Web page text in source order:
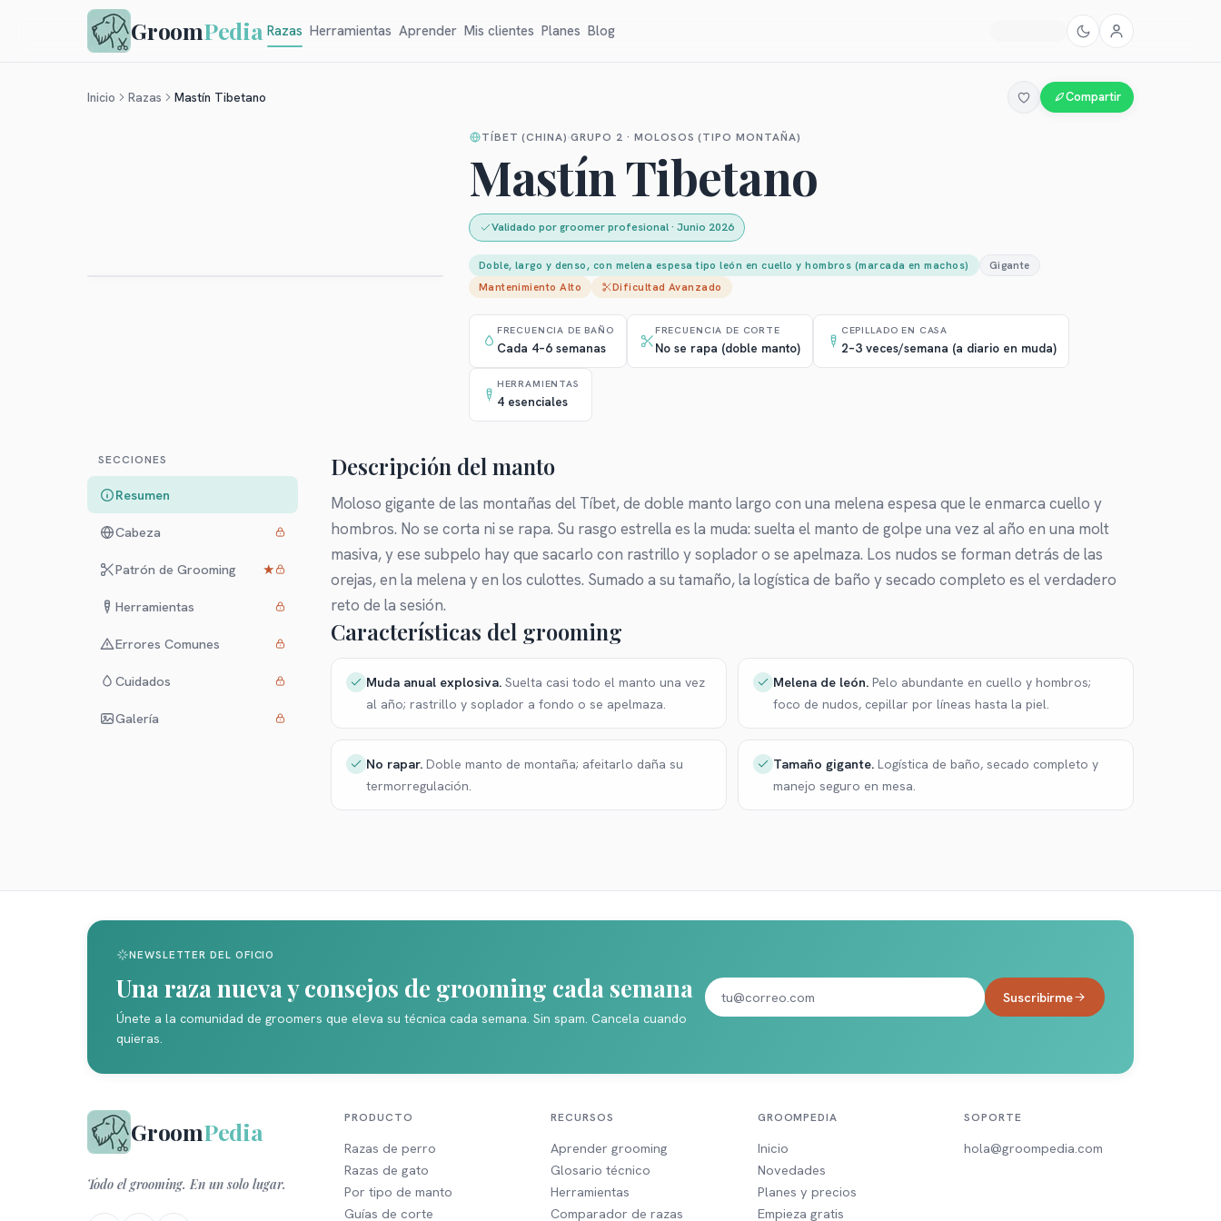
GroomPedia Razas Herramientas Aprender Mis clientes Planes Blog
Inicio Razas Mastín Tibetano Compartir
TÍBET (CHINA) GRUPO 2 · MOLOSOS (TIPO MONTAÑA)
Mastín Tibetano
Validado por groomer profesional· Junio 2026
Doble, largo y denso, con melena espesa tipo león en cuello y hombros (marcada en machos)
Gigante
MantenimientoAlto DificultadAvanzado
FRECUENCIA DE BAÑO
Cada 4–6 semanas
FRECUENCIA DE CORTE
No se rapa (doble manto)
CEPILLADO EN CASA
2–3 veces/semana (a diario en muda)
HERRAMIENTAS
4 esenciales
SECCIONES
Resumen
Cabeza
Patrón de Grooming ★
Herramientas
Errores Comunes
Cuidados
Galería
Descripción del manto
Moloso gigante de las montañas del Tíbet, de doble manto largo con una melena espesa que le enmarca cuello y
hombros. No se corta ni se rapa. Su rasgo estrella es la muda: suelta el manto de golpe una vez al año en una molt
masiva, y ese subpelo hay que sacarlo con rastrillo y soplador o se apelmaza. Los nudos se forman detrás de las
orejas, en la melena y en los culottes. Sumado a su tamaño, la logística de baño y secado completo es el verdadero
reto de la sesión.
Características del grooming
Muda anual explosiva. Suelta casi todo el manto una vez
al año; rastrillo y soplador a fondo o se apelmaza.
Melena de león. Pelo abundante en cuello y hombros;
foco de nudos, cepillar por líneas hasta la piel.
No rapar. Doble manto de montaña; afeitarlo daña su
termorregulación.
Tamaño gigante. Logística de baño, secado completo y
manejo seguro en mesa.
NEWSLETTER DEL OFICIO
Una raza nueva y consejos de grooming cada semana
Únete a la comunidad de groomers que eleva su técnica cada semana. Sin spam. Cancela cuando
quieras.
Suscribirme
GroomPedia
Todo el grooming. En un solo lugar.
PRODUCTO
Razas de perro
Razas de gato
Por tipo de manto
Guías de corte
RECURSOS
Aprender grooming
Glosario técnico
Herramientas
Comparador de razas
GROOMPEDIA
Inicio
Novedades
Planes y precios
Empieza gratis
SOPORTE
hola@groompedia.com